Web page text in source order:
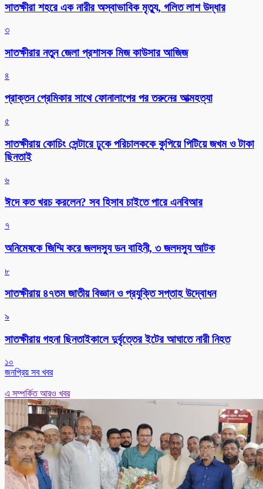
সাতক্ষীরা শহরে এক নারীর অস্বাভাবিক মৃত্যু, গলিত লাশ উদ্ধার
৩
সাতক্ষীরার নতুন জেলা প্রশাসক মিজ কাউসার আজিজ
৪
প্রাক্তন প্রেমিকার সাথে ফোনালাপের পর তরুনের আত্মহত্যা
৫
সাতক্ষীরায় কোচিং সেন্টারে ঢুকে পরিচালককে কুপিয়ে পিটিয়ে জখম ও টাকা
ছিনতাই
৬
ঈদে কত খরচ করলেন? সব হিসাব চাইতে পারে এনবিআর
৭
অনিমেষকে জিম্মি করে জলদস্যু ডন বাহিনী, ৩ জলদস্যু আটক
৮
সাতক্ষীরায় ৪৭তম জাতীয় বিজ্ঞান ও প্রযুক্তি সপ্তাহ উদ্বোধন
৯
সাতক্ষীরায় গহনা ছিনতাইকালে দুর্বৃত্তের ইটের আঘাতে নারী নিহত
১০
জনপ্রিয় সব খবর
এ সম্পর্কিত আরও খবর